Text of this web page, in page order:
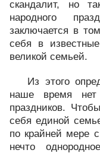
скандалит, но
народного
заключается в
себя в
великой семьей.
Из этого
наше время
праздников.
себя единой
по крайней мере
нечто